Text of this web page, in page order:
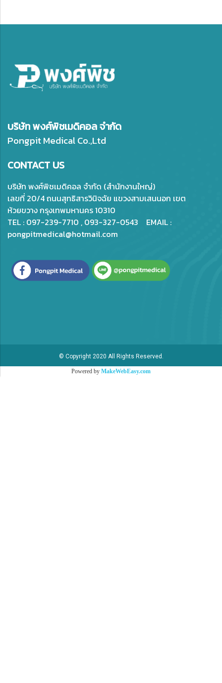
บริษัท พงศ์พิชเมดิคอล จำกัด
Pongpit Medical Co.,Ltd
CONTACT US
บริษัท พงศ์พิชเมดิคอล จำกัด (สำนักงานใหญ่)
เลขที่ 20/4 ถนนสุทธิสารวินิจฉัย แขวงสามเสนนอก เขต
ห้วยขวาง กรุงเทพมหานคร 10310
TEL : 097-239-7710 , 093-327-0543 EMAIL :
pongpitmedical@hotmail.com
© Copyright 2020 All Rights Reserved.
Powered by MakeWebEasy.com